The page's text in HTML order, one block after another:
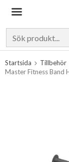
Startsida Tillbehör
Master Fitness Band